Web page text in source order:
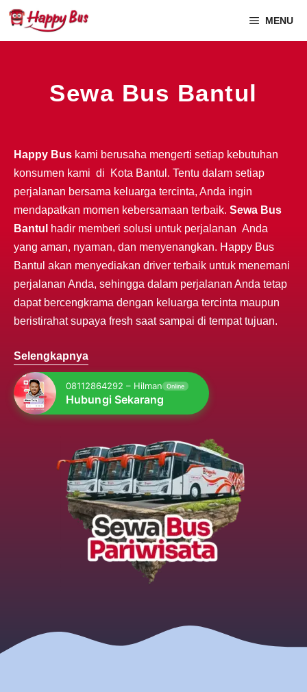
MENU
Sewa Bus Bantul
Happy Bus kami berusaha mengerti setiap kebutuhan
konsumen kami di Kota Bantul. Tentu dalam setiap
perjalanan bersama keluarga tercinta, Anda ingin
mendapatkan momen kebersamaan terbaik. Sewa Bus
Bantul
hadir memberi solusi untuk perjalanan Anda
yang aman, nyaman, dan menyenangkan. Happy Bus
Bantul akan menyediakan driver terbaik untuk menemani
perjalanan Anda, sehingga dalam perjalanan Anda tetap
dapat bercengkrama dengan keluarga tercinta maupun
beristirahat supaya fresh saat sampai di tempat tujuan.
Selengkapnya
08112864292 – Hilman Online
Hubungi Sekarang